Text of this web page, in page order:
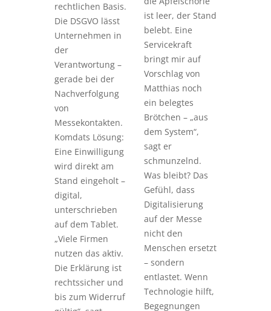
rechtlichen Basis.
Die DSGVO lässt
Unternehmen in
der
Verantwortung –
gerade bei der
Nachverfolgung
von
Messekontakten.
Komdats Lösung:
Eine Einwilligung
wird direkt am
Stand eingeholt –
digital,
unterschrieben
auf dem Tablet.
„Viele Firmen
nutzen das aktiv.
Die Erklärung ist
rechtssicher und
bis zum Widerruf
ist leer, der Stand
belebt. Eine
Servicekraft
bringt mir auf
Vorschlag von
Matthias noch
ein belegtes
Brötchen – „aus
dem System“,
sagt er
schmunzelnd.
Was bleibt? Das
Gefühl, dass
Digitalisierung
auf der Messe
nicht den
Menschen ersetzt
– sondern
entlastet. Wenn
Technologie hilft,
Begegnungen